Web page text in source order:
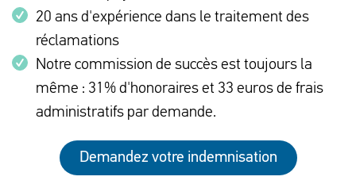
20 ans d'expérience dans le traitement des
réclamations
Notre commission de succès est toujours la
même : 31% d'honoraires et 33 euros de frais
administratifs par demande.
Demandez votre indemnisation